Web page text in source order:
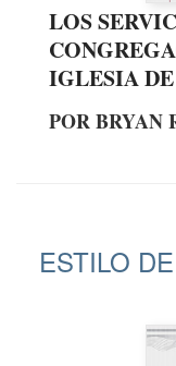
LOS
IGLESIA
POR BRYAN
ESTILO